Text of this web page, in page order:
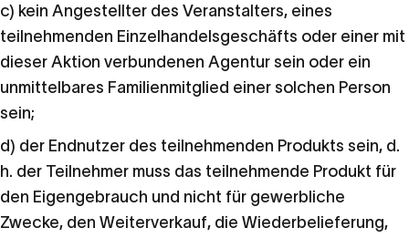
c) kein Angestellter des Veranstalters, eines
teilnehmenden Einzelhandelsgeschäfts oder einer mit
dieser Aktion verbundenen Agentur sein oder ein
unmittelbares Familienmitglied einer solchen Person
sein;
d) der Endnutzer des teilnehmenden Produkts sein, d.
h. der Teilnehmer muss das teilnehmende Produkt für
den Eigengebrauch und nicht für gewerbliche
Zwecke, den Weiterverkauf, die Wiederbelieferung,